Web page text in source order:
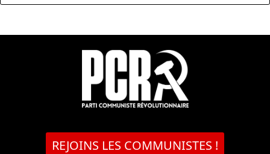
REJOINS LES COMMUNISTES !